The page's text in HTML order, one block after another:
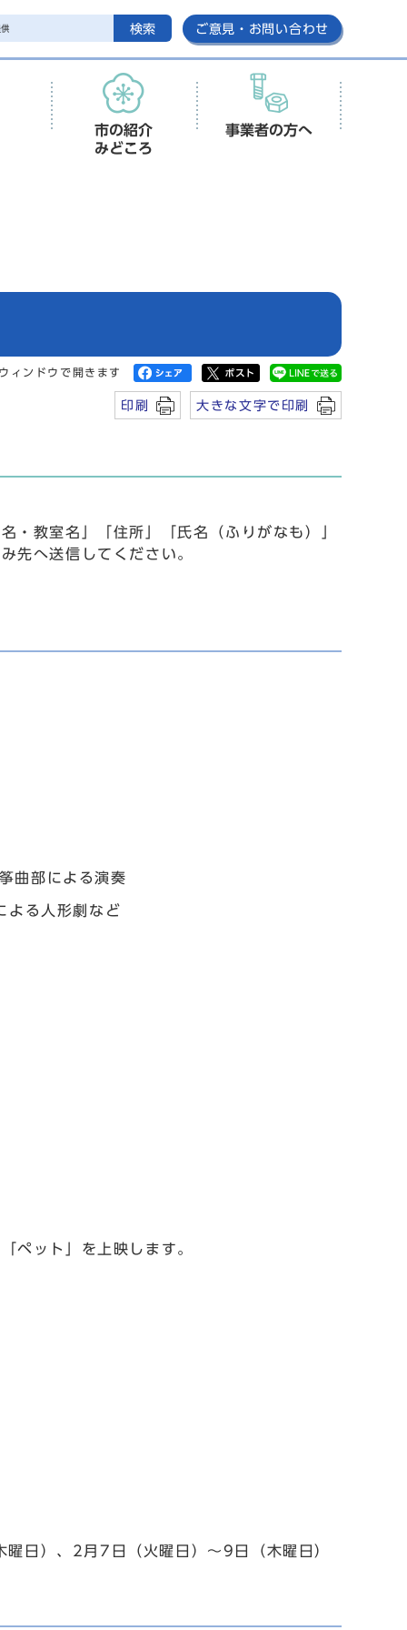
検索 ご意見・お問い合わせ
市の紹介
みどころ
事業者の方へ
ィンドウで開きます
印刷 大きな文字で印刷
・教室名」「住所」「氏名（ふりがなも）」
先へ送信してください。
曲部による演奏
る人形劇など
ペット」を上映します。
日）、2月7日（火曜日）～9日（木曜日）